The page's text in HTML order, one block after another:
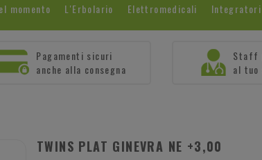
momento L'Erbolario Elettromedicali Integratori
Pagamenti sicuri
anche alla consegna
Staff
al tuo
TWINS PLAT GINEVRA NE +3,00